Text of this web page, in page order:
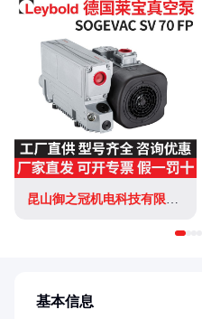
昆山御之冠机电科技有限公司
基本信息